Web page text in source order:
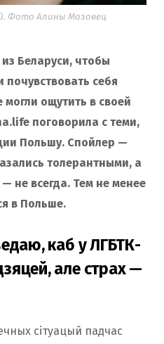
Фото Алины Мазовец
Беларуси, чтобы
почувствовать себя
ощутить в своей
поговорила с теми,
Польшу. Спойлер —
толерантными, а
не всегда. Тем не менее
в Польше.
каб у ЛГБТК-
але страх —
сітуацый падчас